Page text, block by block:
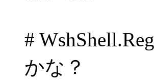
#
かな？